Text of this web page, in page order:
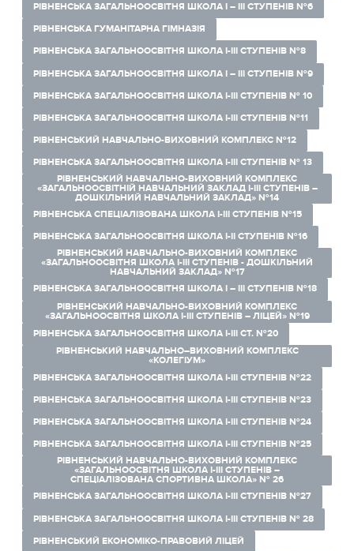
РІВНЕНСЬКА ЗАГАЛЬНООСВІТНЯ ШКОЛА І – ІІІ СТУПЕНІВ №6
РІВНЕНСЬКА ГУМАНІТАРНА ГІМНАЗІЯ
РІВНЕНСЬКА ЗАГАЛЬНООСВІТНЯ ШКОЛА І-ІІІ СТУПЕНІВ №8
РІВНЕНСЬКА ЗАГАЛЬНООСВІТНЯ ШКОЛА I – III СТУПЕНІВ №9
РІВНЕНСЬКА ЗАГАЛЬНООСВІТНЯ ШКОЛА І-ІІІ СТУПЕНІВ № 10
РІВНЕНСЬКА ЗАГАЛЬНООСВІТНЯ ШКОЛА І-ІІІ СТУПЕНІВ №11
РІВНЕНСЬКИЙ НАВЧАЛЬНО-ВИХОВНИЙ КОМПЛЕКС №12
РІВНЕНСЬКА ЗАГАЛЬНООСВІТНЯ ШКОЛА І-ІІІ СТУПЕНІВ № 13
РІВНЕНСЬКИЙ НАВЧАЛЬНО-ВИХОВНИЙ КОМПЛЕКС
«ЗАГАЛЬНООСВІТНІЙ НАВЧАЛЬНИЙ ЗАКЛАД І-ІІІ СТУПЕНІВ –
ДОШКІЛЬНИЙ НАВЧАЛЬНИЙ ЗАКЛАД» №14
РІВНЕНСЬКА СПЕЦІАЛІЗОВАНА ШКОЛА І-ІІІ СТУПЕНІВ №15
РІВНЕНСЬКА ЗАГАЛЬНООСВІТНЯ ШКОЛА І-ІІ СТУПЕНІВ №16
РІВНЕНСЬКИЙ НАВЧАЛЬНО-ВИХОВНИЙ КОМПЛЕКС
«ЗАГАЛЬНООСВІТНЯ ШКОЛА І-ІІІ СТУПЕНІВ - ДОШКІЛЬНИЙ
НАВЧАЛЬНИЙ ЗАКЛАД» №17
РІВНЕНСЬКА ЗАГАЛЬНООСВІТНЯ ШКОЛА І – ІІІ СТУПЕНІВ №18
РІВНЕНСЬКИЙ НАВЧАЛЬНО-ВИХОВНИЙ КОМПЛЕКС
«ЗАГАЛЬНООСВІТНЯ ШКОЛА І-ІІІ СТУПЕНІВ – ЛІЦЕЙ» №19
РІВНЕНСЬКА ЗАГАЛЬНООСВІТНЯ ШКОЛА І-ІІІ СТ. №20
РІВНЕНСЬКИЙ НАВЧАЛЬНО–ВИХОВНИЙ КОМПЛЕКС
«КОЛЕГІУМ»
РІВНЕНСЬКА ЗАГАЛЬНООСВІТНЯ ШКОЛА І-ІІІ СТУПЕНІВ №22
РІВНЕНСЬКА ЗАГАЛЬНООСВІТНЯ ШКОЛА І-ІІІ СТУПЕНІВ №23
РІВНЕНСЬКА ЗАГАЛЬНООСВІТНЯ ШКОЛА І-ІІІ СТУПЕНІВ №24
РІВНЕНСЬКА ЗАГАЛЬНООСВІТНЯ ШКОЛА І-ІІІ СТУПЕНІВ №25
РІВНЕНСЬКИЙ НАВЧАЛЬНО-ВИХОВНИЙ КОМПЛЕКС
«ЗАГАЛЬНООСВІТНЯ ШКОЛА І-ІІІ СТУПЕНІВ –
СПЕЦІАЛІЗОВАНА СПОРТИВНА ШКОЛА» № 26
РІВНЕНСЬКА ЗАГАЛЬНООСВІТНЯ ШКОЛА І-ІІІ СТУПЕНІВ №27
РІВНЕНСЬКА ЗАГАЛЬНООСВІТНЯ ШКОЛА І-ІІІ СТУПЕНІВ № 28
РІВНЕНСЬКИЙ ЕКОНОМІКО-ПРАВОВИЙ ЛІЦЕЙ